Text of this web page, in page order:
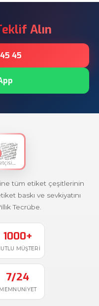
Alın
45
tüm etiket çeşitlerinin
baskı ve sevkiyatını
Tecrübe.
1000+
MÜŞTERI
7/24
MEMNUNIYET